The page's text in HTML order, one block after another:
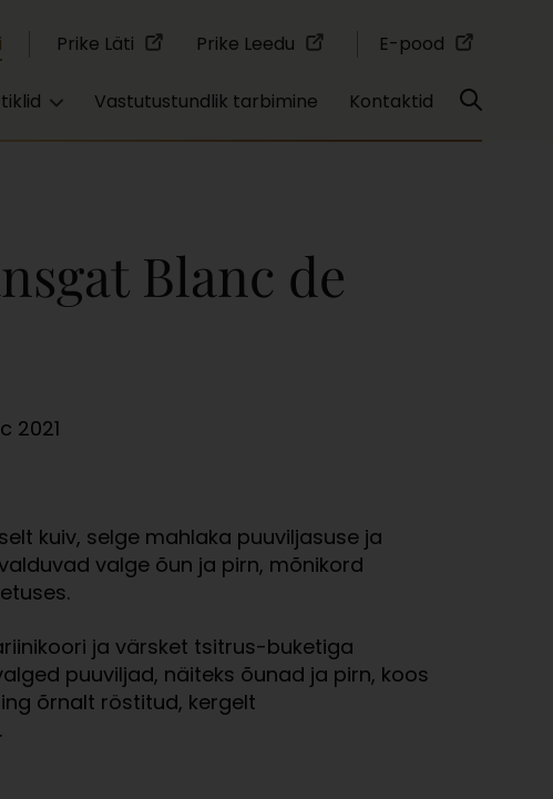
Prike Läti Prike Leedu E-pood
Vastutustundlik tarbimine Kontaktid
Blanc de
2021
kuiv, selge mahlaka puuviljasuse ja
valge õun ja pirn, mõnikord
ja värsket tsitrus-buketiga
puuviljad, näiteks õunad ja pirn, koos
õrnalt röstitud, kergelt